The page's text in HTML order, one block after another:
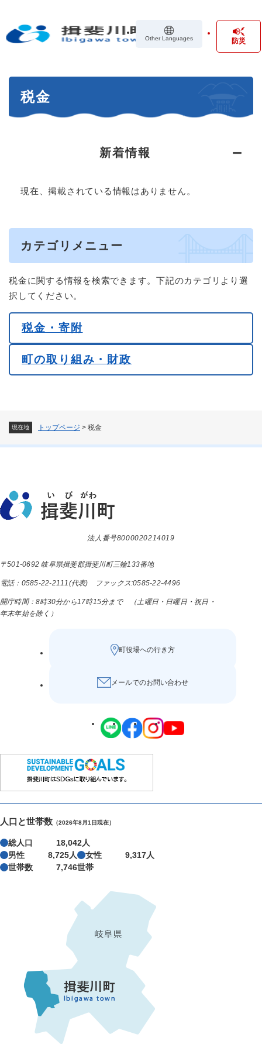
の
Other Languages 防災
現在地 トップページ > 税金
税金
新着情報
現在、掲載されている情報はありません。
カテゴリメニュー
税金に関する情報を検索できます。下記のカテゴリより選
択してください。
税金・寄附
町の取り組み・財政
法人番号8000020214019
〒501-0692 岐阜県揖斐郡揖斐川町三輪133番地
電話：0585-22-2111(代表) ファックス:0585-22-4496
開庁時間：8時30分から17時15分まで （土曜日・日曜日・祝日・
年末年始を除く）
町役場への行き方
メールでのお問い合わせ
人口と世帯数 （2026年8月1日現在）
総人口
18,042人
男性
8,725人 女性
9,317人
世帯数
7,746世帯